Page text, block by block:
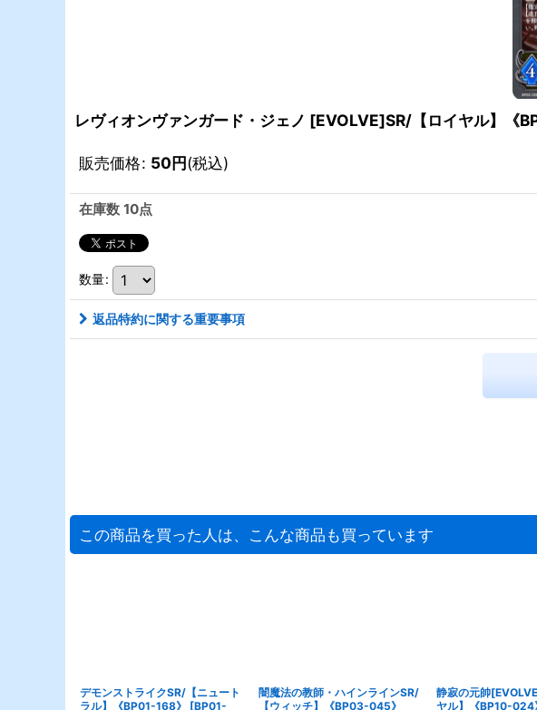
レヴィオンヴァンガード・ジェノ [EVOLVE]SR/【ロイヤル】《
販売価格: 50円(税込)
在庫数 10点
数量:
返品特約に関する重要事項
この商品を買った人は、こんな商品も買っています
デモンストライクSR/【ニュート
ラル】《BP01-168》
[BP01-
闇魔法の教師・ハインラインSR/
【ウィッチ】《BP03-045》
静寂の元帥
ヤル】《BP10-024